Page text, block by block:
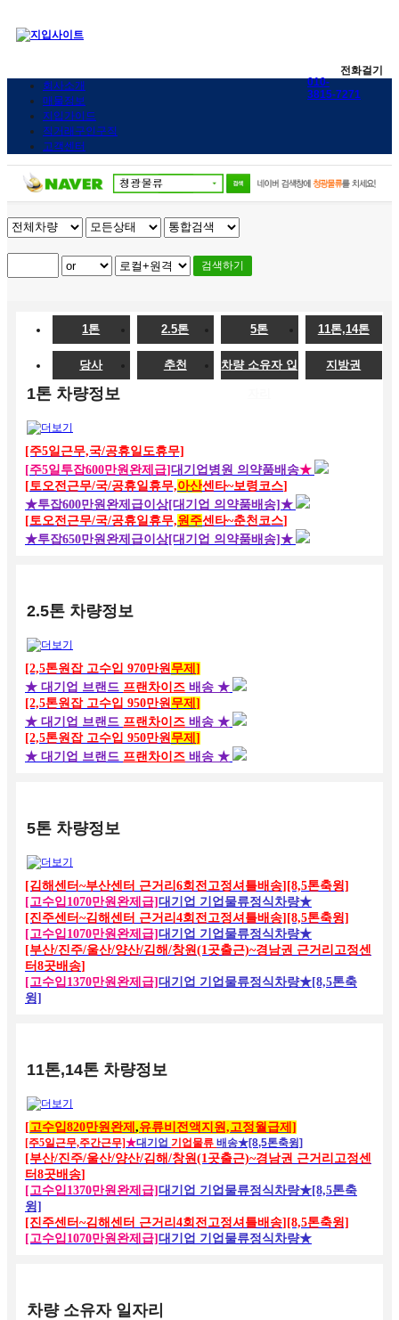
전화걸기
010-
3815-7271
회사소개
매물정보
지입가이드
직거래구인구직
고객센터
검색하기
1톤 2.5톤 5톤 11톤,14톤
당사 추천 차량 소유자 일 지방권
1톤 차량정보
[주5일근무,국/공휴일도휴무]
[주5일투잡600만원완제급]대기업병원 의약품배송★
[토오전근무/국/공휴일휴무,아산센타~보령코스]
★투잡600만원완제급이상[대기업 의약품배송]★
[토오전근무/국/공휴일휴무,원주센타~춘천코스]
★투잡650만원완제급이상[대기업 의약품배송]★
2.5톤 차량정보
[2,5톤원잡 고수입 970만원 무제 ]
★ 대기업 브랜드 프랜차이즈 배송 ★
[2,5톤원잡 고수입 950만원 무제 ]
★ 대기업 브랜드 프랜차이즈 배송 ★
[2,5톤원잡 고수입 950만원 무제 ]
★ 대기업 브랜드 프랜차이즈 배송 ★
5톤 차량정보
[김해센터~부산센터 근거리6회전고정셔틀배송][8,5톤축윙]
[고수입1070만원완제급]대기업 기업물류정식차량★
[진주센터~김해센터 근거리4회전고정셔틀배송][8,5톤축윙]
[고수입1070만원완제급]대기업 기업물류정식차량★
[부산/진주/울산/양산/김해/창원(1곳출근)~경남권 근거리고정센
터8곳배송]
[고수입1370만원완제급]대기업 기업물류정식차량★[8,5톤축
윙]
11톤,14톤 차량정보
[고수입820만원완제 ,유류비전액지원,고정월급제]
[주5일근무,주간근무]★대기업 기업물류 배송★[8,5톤축윙]
[부산/진주/울산/양산/김해/창원(1곳출근)~경남권 근거리고정센
터8곳배송]
[고수입1370만원완제급]대기업 기업물류정식차량★[8,5톤축
윙]
[진주센터~김해센터 근거리4회전고정셔틀배송][8,5톤축윙]
[고수입1070만원완제급]대기업 기업물류정식차량★
차량 소유자 일자리